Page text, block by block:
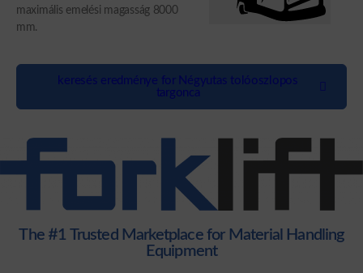
maximális emelési magasság 8000
mm.
keresés eredménye for Négyutas tolóoszlopos
targonca
The #1 Trusted Marketplace for Material Handling
Equipment